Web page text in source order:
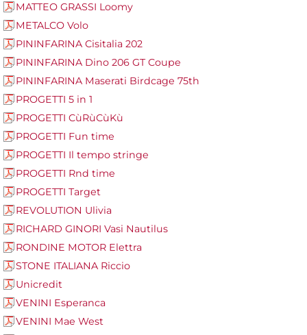
MATTEO GRASSI Loomy
METALCO Volo
PININFARINA Cisitalia 202
PININFARINA Dino 206 GT Coupe
PININFARINA Maserati Birdcage 75th
PROGETTI 5 in 1
PROGETTI CùRùCùKù
PROGETTI Fun time
PROGETTI Il tempo stringe
PROGETTI Rnd time
PROGETTI Target
REVOLUTION Ulivia
RICHARD GINORI Vasi Nautilus
RONDINE MOTOR Elettra
STONE ITALIANA Riccio
Unicredit
VENINI Esperanca
VENINI Mae West